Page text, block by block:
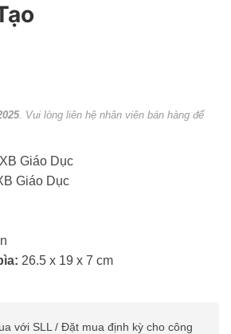
. Vui lòng liên hệ nhân viên bán hàng để
Giáo Dục
Giáo Dục
26.5 x 19 x 7 cm
với SLL / Đặt mua định kỳ cho công